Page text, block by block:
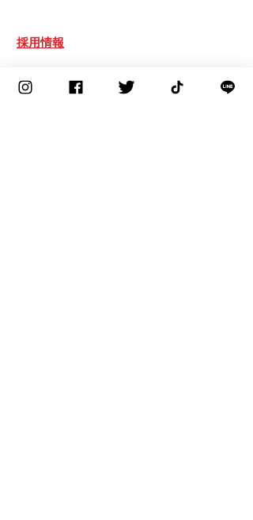
採用情報
先輩社員インタビュー